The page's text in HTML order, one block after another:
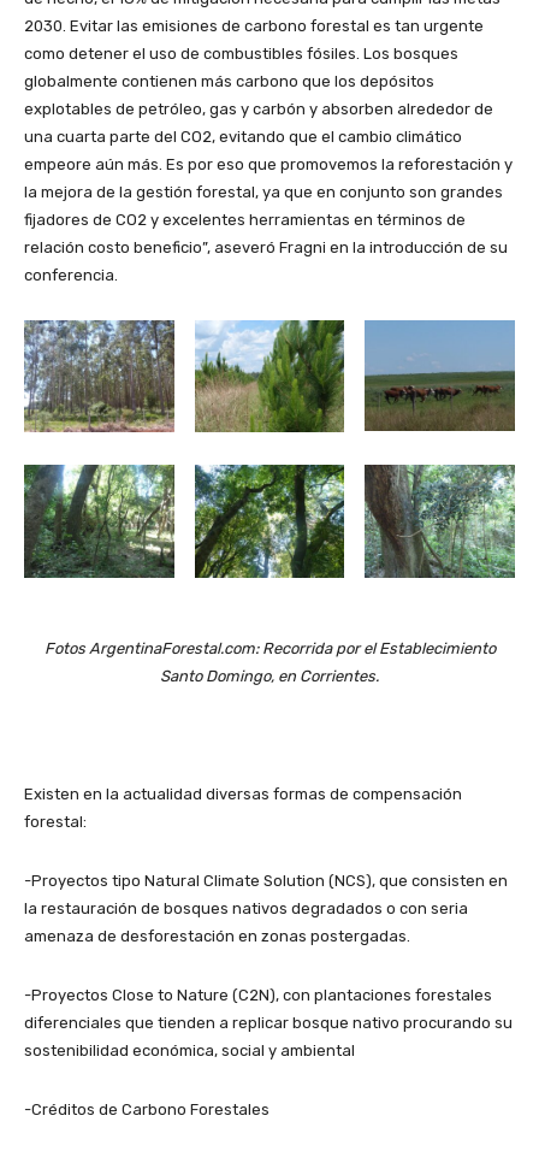
2030. Evitar las emisiones de carbono forestal es tan urgente
como detener el uso de combustibles fósiles. Los bosques
globalmente contienen más carbono que los depósitos
explotables de petróleo, gas y carbón y absorben alrededor de
una cuarta parte del CO2, evitando que el cambio climático
empeore aún más. Es por eso que promovemos la reforestación y
la mejora de la gestión forestal, ya que en conjunto son grandes
fijadores de CO2 y excelentes herramientas en términos de
relación costo beneficio”, aseveró Fragni en la introducción de su
conferencia.
Fotos ArgentinaForestal.com: Recorrida por el Establecimiento
Santo Domingo, en Corrientes.
Existen en la actualidad diversas formas de compensación
forestal:
-Proyectos tipo Natural Climate Solution (NCS), que consisten en
la restauración de bosques nativos degradados o con seria
amenaza de desforestación en zonas postergadas.
-Proyectos Close to Nature (C2N), con plantaciones forestales
diferenciales que tienden a replicar bosque nativo procurando su
sostenibilidad económica, social y ambiental
-Créditos de Carbono Forestales